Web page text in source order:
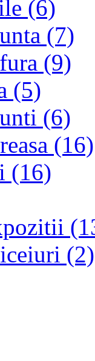
(6)
(7)
(9)
(5)
(6)
(16)
(16)
(2)